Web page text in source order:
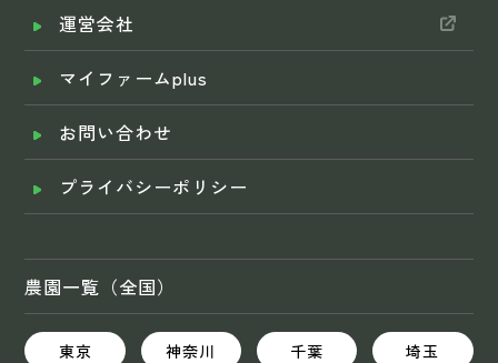
運営会社
マイファームplus
お問い合わせ
プライバシーポリシー
農園一覧（全国）
東京 神奈川 千葉
埼玉